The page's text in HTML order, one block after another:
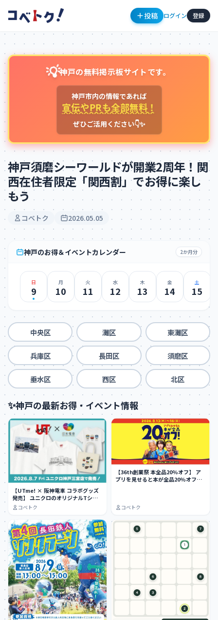
投稿 ログイン 登録
💡神戸の無料掲示板サイトです。
神戸市内の情報であれば
宣伝やPRも全部無料！
ぜひご活用ください👇✨
神戸須磨シーワールドが開業2周年！関
西在住者限定「関西割」でお得に楽し
もう
コベトク 2026.05.05
神戸のお得＆イベントカレンダー 2か月分
日
9
月
10
火
11
水
12
木
13
金
14
土
15
中央区 灘区 東灘区
兵庫区 長田区 須磨区
垂水区 西区 北区
✨神戸の最新お得・イベント情報
【UTme! × 阪神電車 コラボグッズ
発売】 ユニクロのオリジナルTシャ
ツ作…
コベトク
【36th創業祭 本全品20%オフ】 ア
プリを見せると本が全品20%オフ
コベトク
コメントを投稿するにはログインが必要です
ログイン
新規登録